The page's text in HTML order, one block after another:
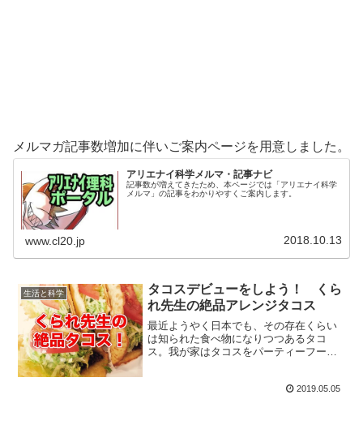
メルマガ記事数増加に伴いご案内ページを用意しました。
アリエナイ科学メルマ・記事ナビ
記事数が増えてきたため、本ページでは「アリエナイ科学
メルマ」の記事をわかりやすくご案内します。
www.cl20.jp 2018.10.13
生活と科学
タコスデビューをしよう！ くら
れ先生の絶品アレンジタコス
最近ようやく日本でも、その存在くらい
は知られた食べ物になりつつあるタコ
ス。我が家はタコスをパーティーフード
カライズしていってるので、それも併せ
2019.05.05